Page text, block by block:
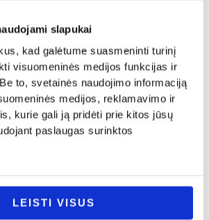
slapukai
kad galėtume suasmeninti turinį
visuomeninės medijos funkcijas ir
to, svetainės naudojimo informaciją
medijos, reklamavimo ir
kurie gali ją pridėti prie kitos jūsų
paslaugas surinktos
LEISTI VISUS
Vestuvės
Smeigtukas į tortą „Meilė yra saldi”
5.00
- PASIRINKITE
VARIANTĄ